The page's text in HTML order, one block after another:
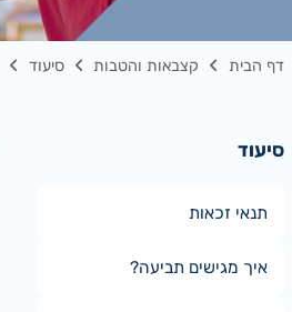
דף הבית קצבאות והטבות סיעוד
סיעוד
תנאי זכאות
איך מגישים תביעה?